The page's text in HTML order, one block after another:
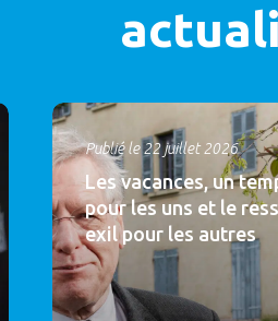
Publié le 22 juillet 2026
Les vacances, un
pour les uns et le
exil pour les autres